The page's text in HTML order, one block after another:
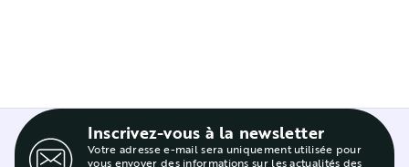
Inscrivez-vous à la newsletter
Votre adresse e-mail sera uniquement utilisée pour
vous envoyer des informations sur les actualités des